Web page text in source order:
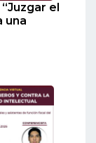
el
una